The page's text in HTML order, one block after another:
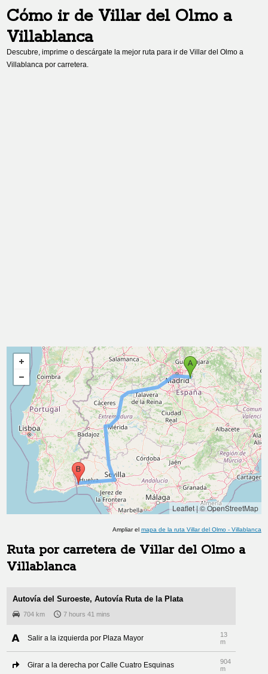
Cómo ir de Villar del Olmoa
Villablanca
Descubre, imprime o descárgate la mejor ruta para ir deVillar del Olmo a
Villablanca por carretera.
Leaflet|© OpenStreetMap
Ampliar el mapa de la ruta Villar del Olmo- Villablanca
Ruta por carretera de Villar del Olmo a
Villablanca
Autovía del Suroeste, Autovía Ruta de la Plata
704 km 7 hours 41 mins
Salir a la izquierda por Plaza Mayor
13
m
Girar a la derecha por Calle Cuatro Esquinas
904
m